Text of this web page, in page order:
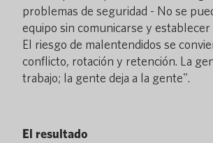
problemas de seguridad - No se
equipo sin comunicarse y establecer
El riesgo de malentendidos se
conflicto, rotación y retención. La
trabajo; la gente deja a la gente".
El resultado